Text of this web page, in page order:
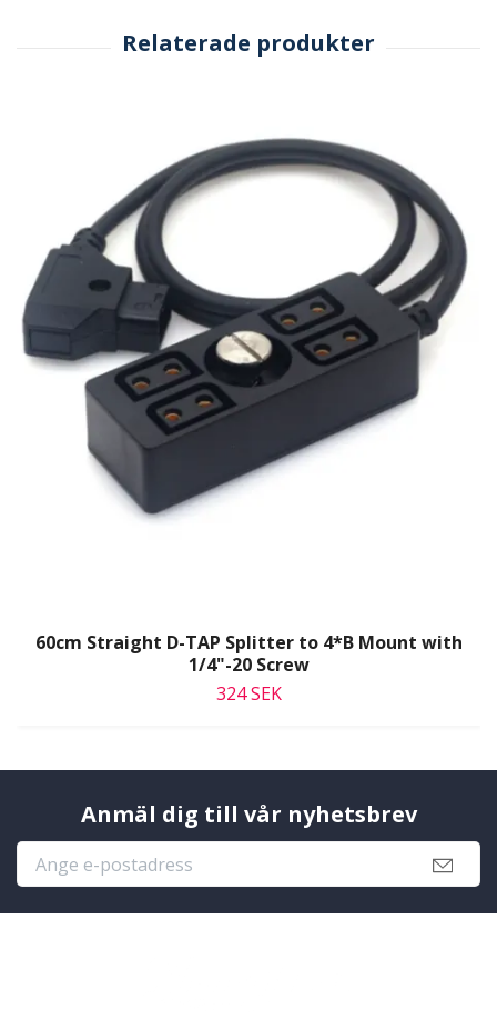
60cm Straight D-TAP Splitter to 4*B Mount with
1/4"-20 Screw
324 SEK
Anmäl dig till vår nyhetsbrev